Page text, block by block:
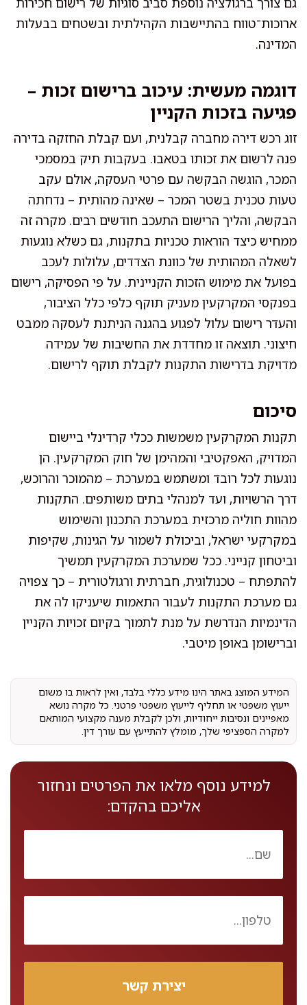
ארוכות־טווח בהתיישבות הקהילתית ובשטחים בבעלות
המדינה.
דוגמה מעשית: עיכוב ברישום זכות –
פגיעה בזכות הקניין
זוג רכש דירה מחברה קבלנית, ועם קבלת החזקה בדירה
פנה לרשום את זכותו בטאבו. בעקבות תיק במסמכי
המכר, הוגשה הבקשה עם פרטי העסקה, אולם עקב
טעות טכנית בשטר המכר – שאינה מהותית – נדחתה
הבקשה, והליך הרישום התעכב חודשים רבים. מקרה זה
ממחיש כיצד הוראות טכניות בתקנות, גם כשלא נוגעות
לשאלה המהותית של כוונת הצדדים, עלולות לעכב
בפועל את מימוש הזכות הקניינית. על פי הפסיקה, רישום
בפנקסי המקרקעין מעניק תוקף כלפי כלל הציבור,
והעדר רישום עלול לפגוע בהגנה הניתנת לעסקה ממבט
חיצוני. תוצאה זו מחדדת את החשיבות של עמידה
מדויקת בדרישות התקנות לקבלת תוקף לרישום.
סיכום
תקנות המקרקעין משמשות ככלי קרדינלי ביישום
המדויק, האפקטיבי והמהימן של חוק המקרקעין. הן
נוגעות לכל רובד ומשתמש במערכת – מהמוכר והרוכש,
דרך הרשויות, ועד למנהלי בתים משותפים. התקנות
מהוות חוליה מרכזית במערכת התכנון והשימוש
במקרקעי ישראל, וביכולת לשמור על הגינות, שקיפות
וביטחון קנייני. ככל שמערכת המקרקעין תמשיך
להתפתח – טכנולוגית, חברתית ורגולטורית – כך צפויה
גם מערכת התקנות לעבור התאמות שיעניקו לה את
הדינמיות הנדרשת על מנת לתמוך בקיום זכויות הקניין
וברישומן באופן מיטבי.
המידע המוצג באתר הינו מידע כללי בלבד, ואין לראות בו משום
ייעוץ משפטי או תחליף לייעוץ משפטי פרטני. כל מקרה נושא
מאפיינים ונסיבות ייחודיות, ולכן לקבלת מענה מקצועי המותאם
למקרה הספציפי שלך, מומלץ להתייעץ עם עורך דין.
למידע נוסף מלאו את הפרטים ונחזור
אליכם בהקדם: